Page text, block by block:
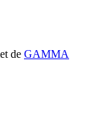
de GAMMA